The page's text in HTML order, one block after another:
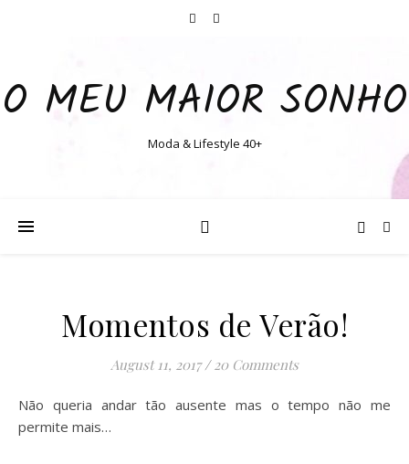
O MEU MAIOR SONHO
Moda & Lifestyle 40+
Momentos de Verão!
August 11, 2017 / 20 Comments
Não queria andar tão ausente mas o tempo não me
permite mais…